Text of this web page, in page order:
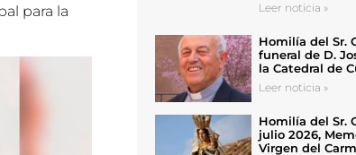
para la
Leer noticia »
Homilía del Sr.
funeral de D.
la Catedral de
Leer noticia »
Homilía del Sr.
julio 2026,
Virgen del